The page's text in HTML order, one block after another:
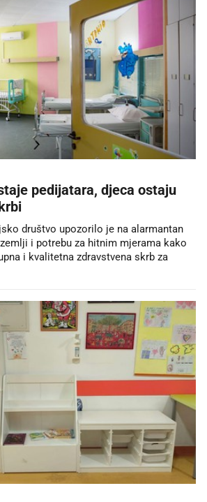
pedijatara, djeca ostaju
društvo upozorilo je na alarmantan
i potrebu za hitnim mjerama kako
i kvalitetna zdravstvena skrb za